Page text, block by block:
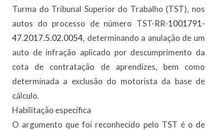
Turma do Tribunal Superior do Trabalho (TST), nos
autos do processo de número TST-RR-1001791-
47.2017.5.02.0054, determinando a anulação de um
auto de infração aplicado por descumprimento da
cota de contratação de aprendizes, bem como
determinada a exclusão do motorista da base de
cálculo.
Habilitação específica
O argumento que foi reconhecido pelo TST é o de